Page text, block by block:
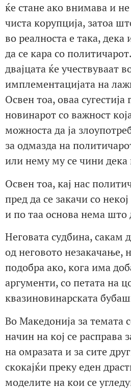
ќе стане ако внимава и
чиста корупција, затоа
во реалноста е така,
да се кара со
двајцата ќе учествуваат
имплементацијата на
Освен тоа, оваа
новинарот со важност
можноста да ја
за одмазда на
или нему му се чини дека
Освен тоа, кај нас
пред да се закачи со
и по таа основа нема што
Неговата судбина, сакам
од неговото незакачање,
подобра ако, кога има
аргументи, со петата на
квазиновинарската
Во Македонија за темата
начин на кој се расправа
на омразата и за сите
скокајќи преку еден
моделите на кои се